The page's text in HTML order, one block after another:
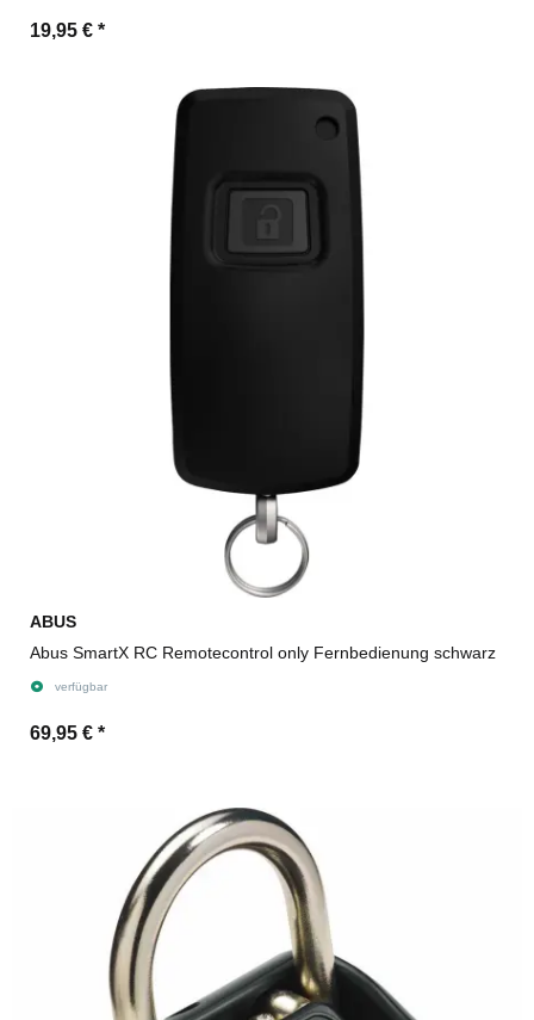
19,95 € *
ABUS
Abus SmartX RC Remotecontrol only Fernbedienung schwarz
verfügbar
69,95 € *